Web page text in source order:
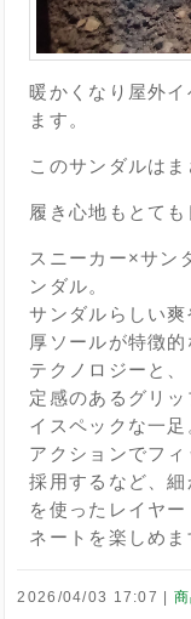
暖かくなり屋外
ます。
このサンダルはま
履き心地もとて
スニーカー×サン
ンダル。
サンダルらしい
厚ソールが特徴
テクノロジーと
定感のあるグリ
イスペックな一
アクションでフ
採用するなど、
を使ったレイヤ
ネートを楽しめま
2026/04/03 17:07